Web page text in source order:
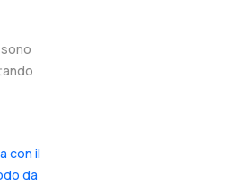
con il
da